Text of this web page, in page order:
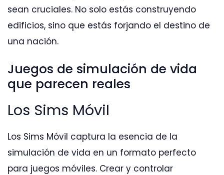
sean cruciales. No solo estás construyendo
edificios, sino que estás forjando el destino de
una nación.
Juegos de simulación de vida
que parecen reales
Los Sims Móvil
Los Sims Móvil captura la esencia de la
simulación de vida en un formato perfecto
para juegos móviles. Crear y controlar